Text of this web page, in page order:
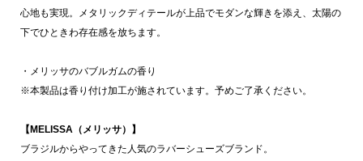
心地も実現。メタリックディテールが上品でモダンな輝きを添え、太陽の
下でひときわ存在感を放ちます。
・メリッサのバブルガムの香り
※本製品は香り付け加工が施されています。予めご了承ください。
【MELISSA（メリッサ）】
ブラジルからやってきた人気のラバーシューズブランド。